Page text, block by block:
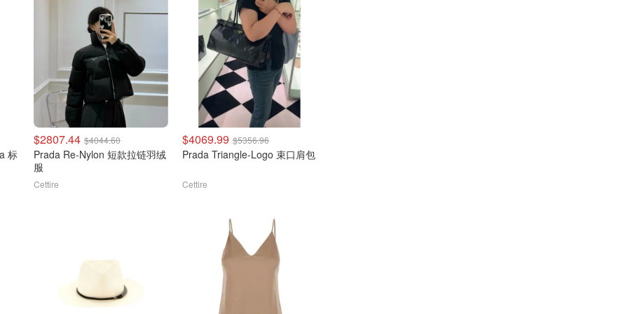
标
$2807.44 $4044.60
Prada Re-Nylon 短款拉链羽绒
服
Cettire
$4069.99 $5356.96
Prada Triangle-Logo 束口肩包
Cettire